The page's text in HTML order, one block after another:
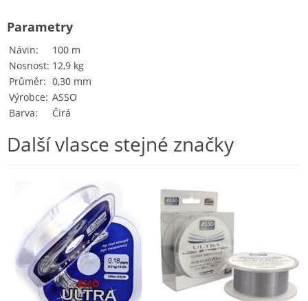
Návin
100 m
Nosnost 12,9 kg
Průměr
0,30 mm
Výrobce ASSO
Barva
Čirá
Parametry
Další vlasce stejné značky